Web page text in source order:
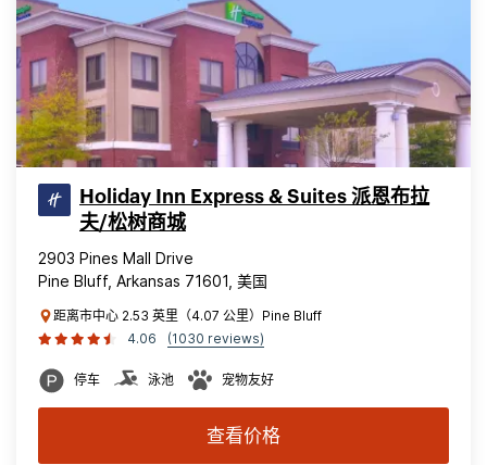
Holiday Inn Express & Suites 派恩布拉
夫/松树商城
2903 Pines Mall Drive
Pine Bluff, Arkansas 71601, 美国
距离市中心 2.53 英里（4.07 公里）Pine Bluff
4.06
(1030 reviews)
停车 泳池 宠物友好
查看价格